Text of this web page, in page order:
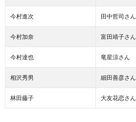
今村進次 田中哲司さん
今村加奈 富田靖子さん
今村達也 竜星涼さん
相沢秀男 細田善彦さん
林田藤子 大友花恋さん